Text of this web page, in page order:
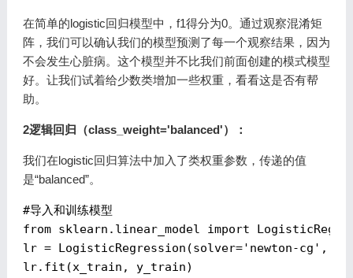
在简单的logistic回归模型中，f1得分为0。通过观察混淆矩
阵，我们可以确认我们的模型预测了每一个观察结果，因为
不会发生心脏病。这个模型并不比我们前面创建的模式模型
好。让我们试着给少数类增加一些权重，看看这是否有帮
助。
2逻辑回归（class_weight='balanced'）：
我们在logistic回归算法中加入了类权重参数，传递的值
是“balanced”。
#导入和训练模型
from sklearn.linear_model import
lr = LogisticRegression(solver='newton-cg' ,